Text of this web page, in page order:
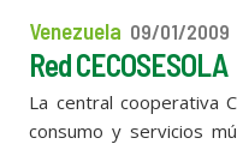
Venezuela 09/01/2009
Red CECOSESOLA
La central cooperativa
consumo y servicios